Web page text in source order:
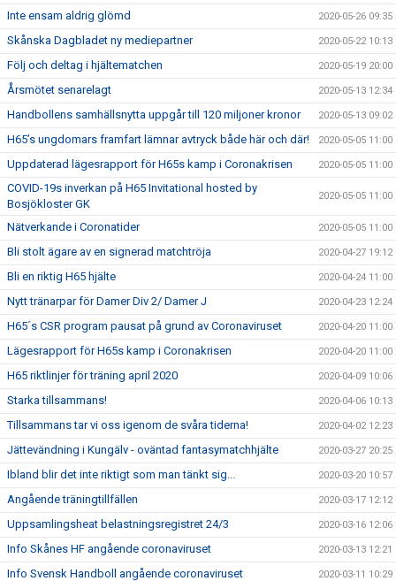
Inte ensam aldrig glömd 2020-05-26 09:35
Skånska Dagbladet ny mediepartner 2020-05-22 10:13
Följ och deltag i hjältematchen 2020-05-19 20:00
Årsmötet senarelagt 2020-05-13 12:34
Handbollens samhällsnytta uppgår till 120 miljoner kronor 2020-05-13 09:02
H65’s ungdomars framfart lämnar avtryck både här och där! 2020-05-05 11:00
Uppdaterad lägesrapport för H65s kamp i Coronakrisen 2020-05-05 11:00
COVID-19s inverkan på H65 Invitational hosted by
Bosjökloster GK
2020-05-05 11:00
Nätverkande i Coronatider 2020-05-05 11:00
Bli stolt ägare av en signerad matchtröja 2020-04-27 19:12
Bli en riktig H65 hjälte 2020-04-24 11:00
Nytt tränarpar för Damer Div 2/ Damer J 2020-04-23 12:24
H65´s CSR program pausat på grund av Coronaviruset 2020-04-20 11:00
Lägesrapport för H65s kamp i Coronakrisen 2020-04-20 11:00
H65 riktlinjer för träning april 2020 2020-04-09 10:06
Starka tillsammans! 2020-04-06 10:13
Tillsammans tar vi oss igenom de svåra tiderna! 2020-04-02 12:23
Jättevändning i Kungälv - oväntad fantasymatchhjälte 2020-03-27 20:25
Ibland blir det inte riktigt som man tänkt sig... 2020-03-20 10:57
Angående träningtillfällen 2020-03-17 12:12
Uppsamlingsheat belastningsregistret 24/3 2020-03-16 12:06
Info Skånes HF angående coronaviruset 2020-03-13 12:21
Info Svensk Handboll angående coronaviruset 2020-03-11 10:29